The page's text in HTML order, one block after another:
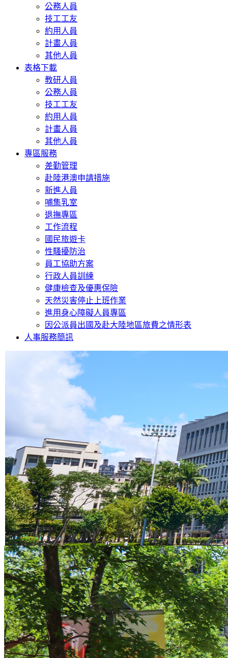
公務人員
技工工友
約用人員
計畫人員
其他人員
表格下載
教研人員
公務人員
技工工友
約用人員
計畫人員
其他人員
專區服務
差勤管理
赴陸港澳申請措施
新進人員
哺集乳室
退撫專區
工作流程
國民旅遊卡
性騷擾防治
員工協助方案
行政人員訓練
健康檢查及優惠保險
天然災害停止上班作業
進用身心障礙人員專區
因公派員出國及赴大陸地區旅費之情形表
人事服務簡訊